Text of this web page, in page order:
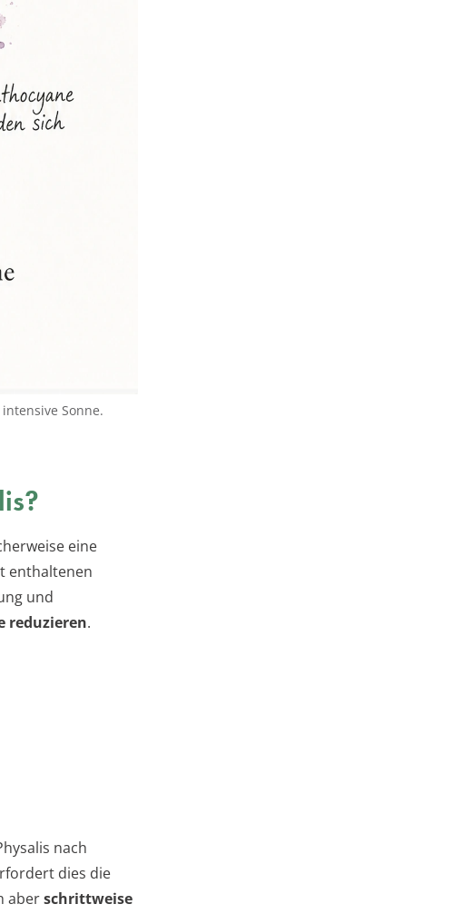
Sonne.
eine
enthaltenen
und
reduzieren.
nach
dies die
aberschrittweise